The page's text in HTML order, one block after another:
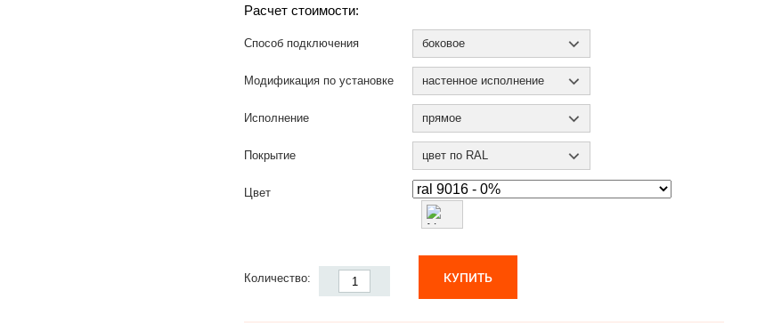
Расчет стоимости:
Способ подключения боковое
Модификация по установке настенное исполнение
Исполнение прямое
Покрытие цвет по RAL
Цвет
Количество: КУПИТЬ